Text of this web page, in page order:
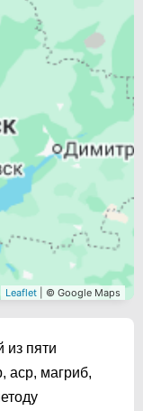
Leaflet | © Google Maps
из пяти
аср, магриб,